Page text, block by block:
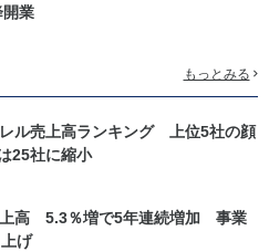
開業
もっとみる
ル売上高ランキング 上位5社の顔
25社に縮小
上高 5.3％増で5年連続増加 事業
げ